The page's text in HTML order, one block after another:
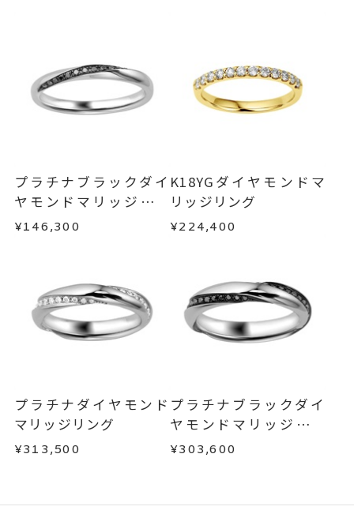
算料金を頂戴しております。
詳細
リング幅 約2.2mm
刻印
刻印サービス対象商品
インサイドストーン 可
刻印をお入れしない場合のお届け
サイズ#5以上は、16文字まで刻印
可能。
す。
メンバーシップ未登録のお客さまは、お問い合
わせフォームよりご連絡ください。
返品・交換以下の場合、商品の返品・交換・返金
・受注生産の商品
・お客さまのお手元で傷や汚れが発生した商品
・到着後ご連絡無く7日以上経過した商品
・過度な交換・返品を繰り返している場合
商品の品質には万全を期しておりますが、万が一
不良品の場合、またはご注文のお品と異なる場合
はお問い合わせフォームよりご連絡ください。
この場合の返送料は弊社にて負担いたしますの
で、着払いにてご返送ください。
詳細はこちら
プラチナブラックダイ
ヤモンドマリッジリン
グ
¥146,300
K18YGダイヤモンドマ
リッジリング
¥224,400
プラチナダイヤモンド
マリッジリング
¥313,500
プラチナブラックダイ
ヤモンドマリッジリン
グ
¥303,600